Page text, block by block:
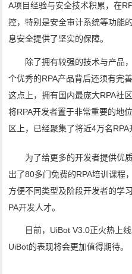
A项目经验与安全技术积累，在
控，特别是安全审计系统等功能
息安全提供了坚实的保障。
除了拥有较强的技术与产品，
个优秀的RPA产品背后还须有完
这点上，拥有国内最庞大RPA社
将RPA开发者置于非常重要的地
区上，已经聚集了将近4万名RPA
为了给更多的开发者提供优质
出了80多门免费的RPA培训课程
方便不同类型及阶段开发者的学
PA开发人才。
目前，UiBot V3.0正火热上线
UiBot的表现将会更加值得期待。